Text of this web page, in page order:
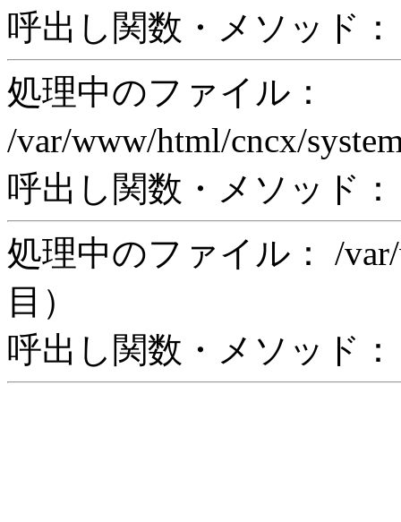
呼出し関数・メソッド：
処理中のファイル：
/var/www/html/cncx/
呼出し関数・メソッド：
処理中のファイル： /
目）
呼出し関数・メソッド：